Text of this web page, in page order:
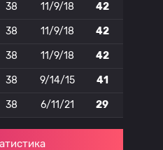
38 11/9/18 42
38 11/9/18 42
38 11/9/18 42
38 9/14/15 41
38 6/11/21 29